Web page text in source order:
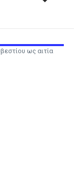
ως αιτία